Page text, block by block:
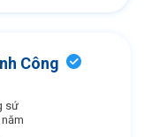
Công
sứ
năm